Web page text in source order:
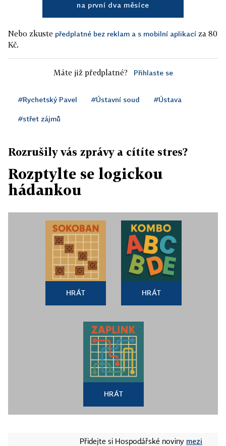
na první dva měsíce
Nebo zkuste předplatné bez reklam a s mobilní aplikací za 80
Kč.
Máte již předplatné? Přihlaste se
#Rychetský Pavel #Ústavní soud #Ústava
#střet zájmů
Rozrušily vás zprávy a cítíte stres?
Rozptylte se logickou
hádankou
HRÁT HRÁT
HRÁT
Přidejte si Hospodářské noviny mezi